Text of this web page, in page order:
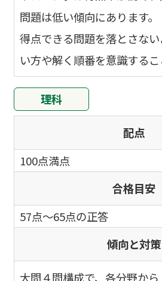
問題は低い傾向にあります。
得点できる問題を落とさな
い方や解く順番を意識するこ
理科
配点
100点満点
合格目安
57点～65点の正答
傾向と対策
大問４問構成で、各分野か